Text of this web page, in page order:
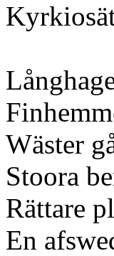
Wäster
Stoora
Rättare
En